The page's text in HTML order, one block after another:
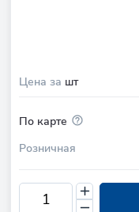
Цена за шт
По карте
Розничная